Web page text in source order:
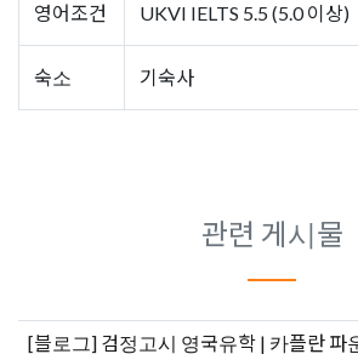
영어조건 UKVI IELTS 5.5 (5.0 이상)
숙소 기숙사
관련 게시물
[블로그] 검정고시 영국유학 | 카플란 파